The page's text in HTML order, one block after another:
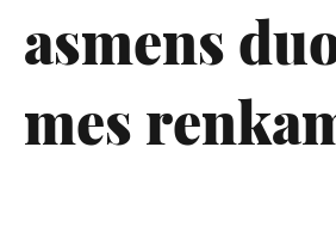
asmens
mes